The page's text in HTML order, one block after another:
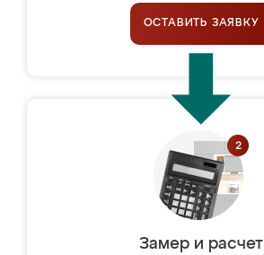
ОСТАВИТЬ ЗАЯВКУ
Замер и расчет